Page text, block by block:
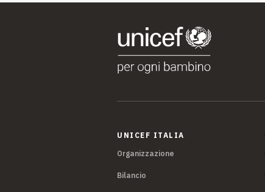
UNICEF ITALIA
Organizzazione
Bilancio